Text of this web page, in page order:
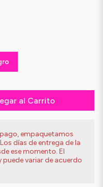
al Carrito
empaquetamos
días de entrega de la
ese momento. El
variar de acuerdo